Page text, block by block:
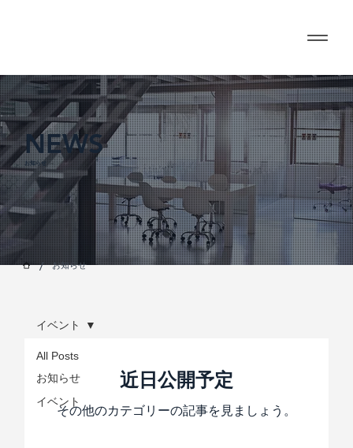
NEWS
お知らせ
/ お知らせ
All Posts
お知らせ
イベント
イベント
近日公開予定
その他のカテゴリーの記事を見ましょう。